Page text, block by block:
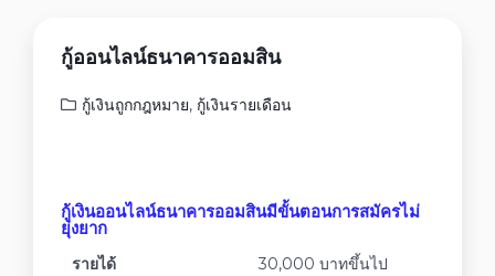
กู้ออนไลน์ธนาคารออมสิน
กู้เงินถูกกฎหมาย, กู้เงินรายเดือน
กู้เงินออนไลน์ธนาคารออมสินมีขั้นตอนการสมัครไม่
ยุ่งยาก
รายได้ 30,000 บาทขึ้นไป